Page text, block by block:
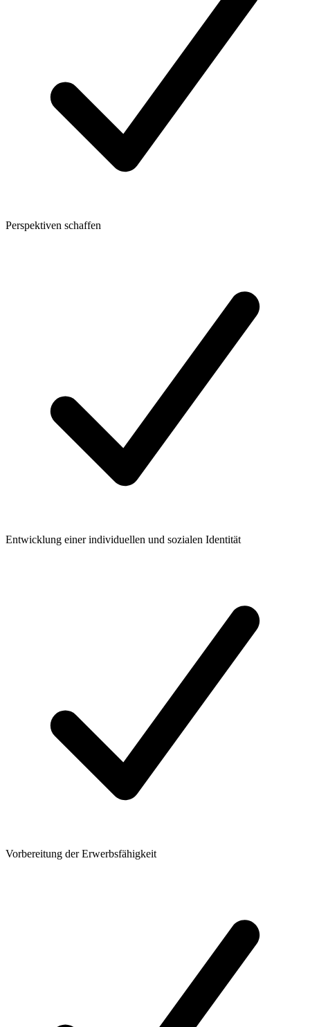
Perspektiven schaffen
Entwicklung einer individuellen und sozialen Identität
Vorbereitung der Erwerbsfähigkeit